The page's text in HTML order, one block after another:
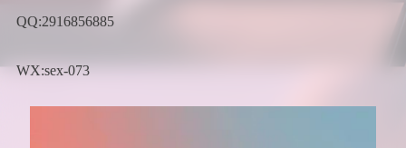
QQ:2916856885
WX:sex-073